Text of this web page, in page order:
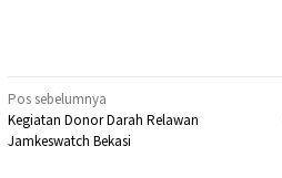
Navigasi
pos
Pos sebelumnya
Kegiatan Donor Darah Relawan
Jamkeswatch Bekasi